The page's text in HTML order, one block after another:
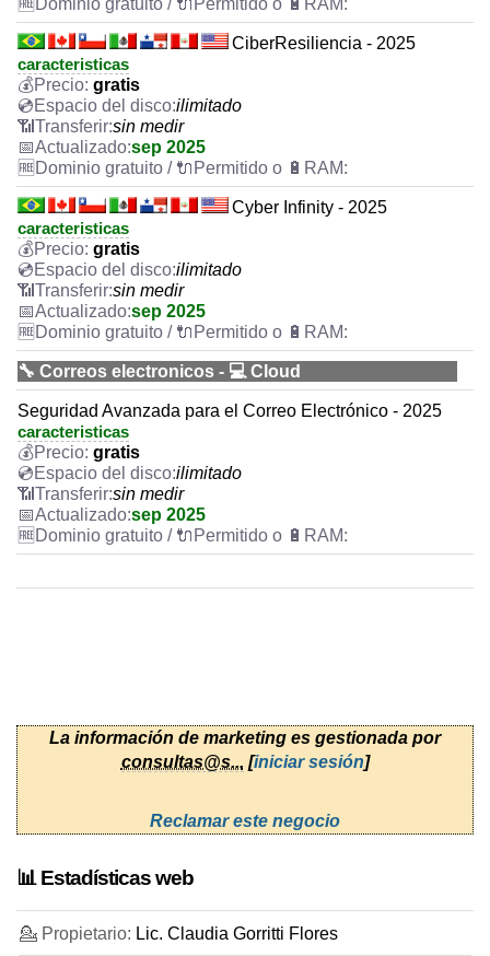
CiberResiliencia - 2025
caracteristicas
gratis
ilimitado
sin medir
sep 2025
Cyber Infinity - 2025
caracteristicas
gratis
ilimitado
sin medir
sep 2025
🔧 Correos electronicos - 💻 Cloud
Seguridad Avanzada para el Correo Electrónico - 2025
caracteristicas
gratis
ilimitado
sin medir
sep 2025
La información de marketing es gestionada por
consultas@s... [iniciar sesión]
Reclamar este negocio
📊 Estadísticas web
💁 Propietario: Lic. Claudia Gorritti Flores